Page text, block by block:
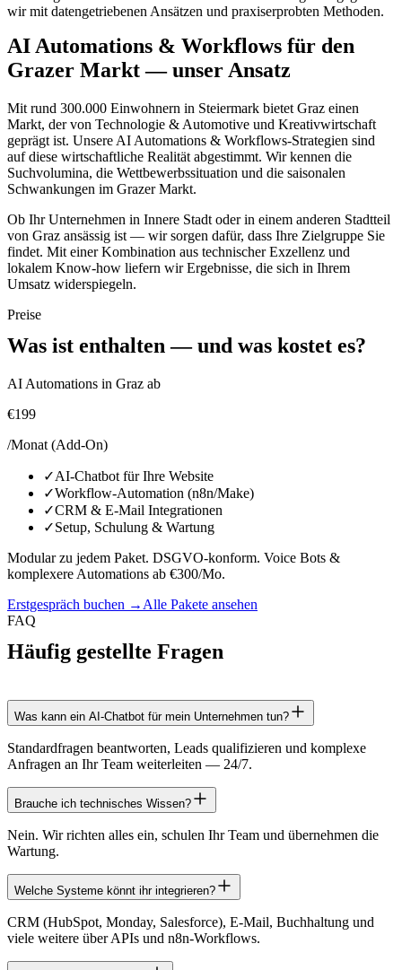
wir mit datengetriebenen Ansätzen und praxiserprobten Methoden.
AI Automations & Workflows für den
Grazer Markt — unser Ansatz
Mit rund 300.000 Einwohnern in Steiermark bietet Graz einen
Markt, der von Technologie & Automotive und Kreativwirtschaft
geprägt ist. Unsere AI Automations & Workflows-Strategien sind
auf diese wirtschaftliche Realität abgestimmt. Wir kennen die
Suchvolumina, die Wettbewerbssituation und die saisonalen
Schwankungen im Grazer Markt.
Ob Ihr Unternehmen in Innere Stadt oder in einem anderen Stadtteil
von Graz ansässig ist — wir sorgen dafür, dass Ihre Zielgruppe Sie
findet. Mit einer Kombination aus technischer Exzellenz und
lokalem Know-how liefern wir Ergebnisse, die sich in Ihrem
Umsatz widerspiegeln.
Preise
Was ist enthalten — und was kostet es?
AI Automations in Graz ab
€199
/Monat (Add-On)
✓AI-Chatbot für Ihre Website
✓Workflow-Automation (n8n/Make)
✓CRM & E-Mail Integrationen
✓Setup, Schulung & Wartung
Modular zu jedem Paket. DSGVO-konform. Voice Bots &
komplexere Automations ab €300/Mo.
Erstgespräch buchen → Alle Pakete ansehen
FAQ
Häufig gestellte Fragen
Was kann ein AI-Chatbot für mein Unternehmen tun?
Standardfragen beantworten, Leads qualifizieren und komplexe
Anfragen an Ihr Team weiterleiten — 24/7.
Brauche ich technisches Wissen?
Nein. Wir richten alles ein, schulen Ihr Team und übernehmen die
Wartung.
Welche Systeme könnt ihr integrieren?
CRM (HubSpot, Monday, Salesforce), E-Mail, Buchhaltung und
viele weitere über APIs und n8n-Workflows.